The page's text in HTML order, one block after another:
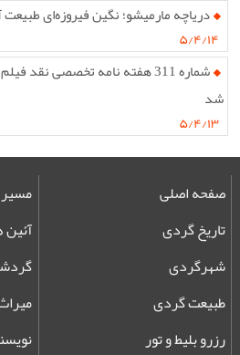
دریاچه مارمیشو؛ نگین فیروزه‌ای طبیعت
۵/۴/۱۴
شماره 311 هفته نامه تخصصی نقد
شد
۵/۴/۱۳
صفحه اصلی
تاریخ گردی
شهرگردی
طبیعت گردی
رزرو بلیط و تور